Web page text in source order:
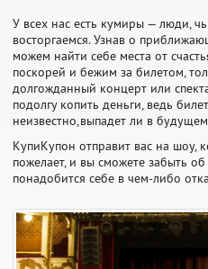
У всех нас есть кумиры — люди,
восторгаемся. Узнав о
можем найти себе места от
поскорей и бежим за билетом,
долгожданный концерт или
подолгу копить деньги, ведь
неизвестно,выпадет ли в
КупиКупон отправит вас на шоу,
пожелает, и вы сможете забыть
понадобится себе в чем-либо